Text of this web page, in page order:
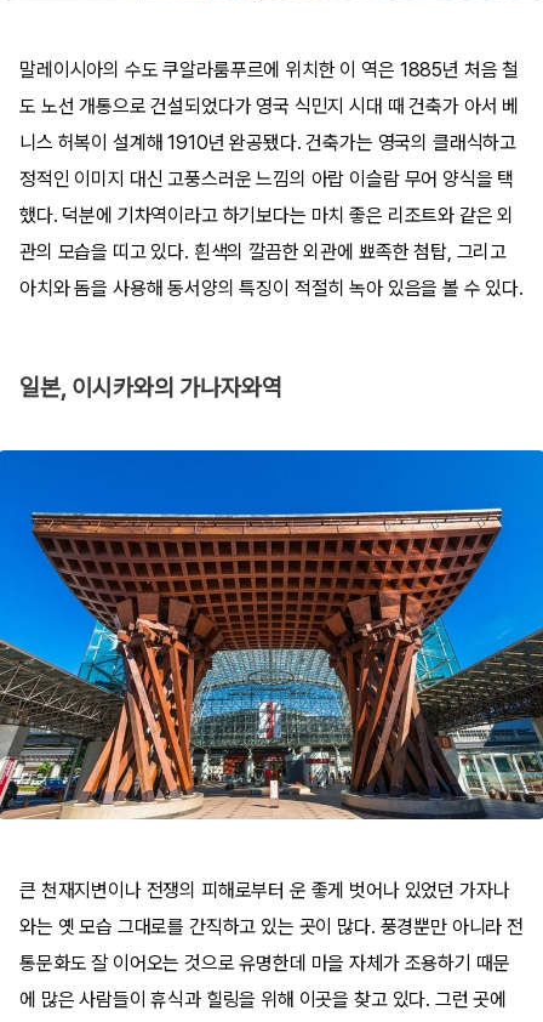
말레이시아의 수도 쿠알라룸푸르에 위치한 이 역은 1885년 처음 철
도 노선 개통으로 건설되었다가 영국 식민지 시대 때 건축가 아서 베
니스 허복이 설계해 1910년 완공됐다. 건축가는 영국의 클래식하고
정적인 이미지 대신 고풍스러운 느낌의 아랍 이슬람 무어 양식을 택
했다. 덕분에 기차역이라고 하기보다는 마치 좋은 리조트와 같은 외
관의 모습을 띠고 있다. 흰색의 깔끔한 외관에 뾰족한 첨탑, 그리고
아치와 돔을 사용해 동서양의 특징이 적절히 녹아 있음을 볼 수 있다.
일본, 이시카와의 가나자와역
큰 천재지변이나 전쟁의 피해로부터 운 좋게 벗어나 있었던 가자나
와는 옛 모습 그대로를 간직하고 있는 곳이 많다. 풍경뿐만 아니라 전
통문화도 잘 이어오는 것으로 유명한데 마을 자체가 조용하기 때문
에 많은 사람들이 휴식과 힐링을 위해 이곳을 찾고 있다. 그런 곳에